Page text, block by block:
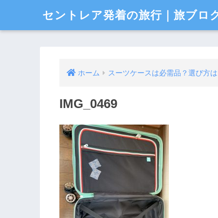
セントレア発着の旅行｜旅ブロ
ホーム スーツケースは必需品？選び方
IMG_0469